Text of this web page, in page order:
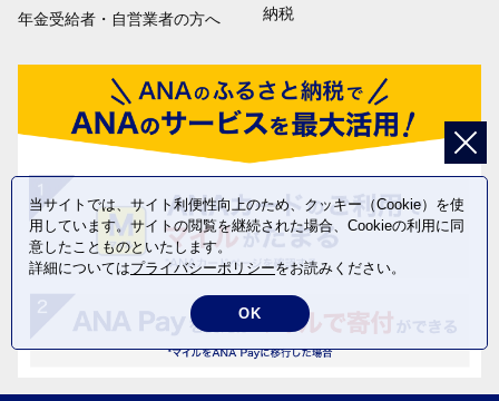
年金受給者・自営業者の方へ
納税
当サイトでは、サイト利便性向上のため、クッキー（Cookie）を使
用しています。サイトの閲覧を継続された場合、Cookieの利用に同
意したことものといたします。
詳細についてはプライバシーポリシーをお読みください。
OK